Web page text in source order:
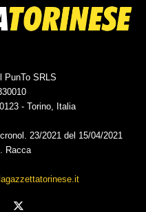
PunTo SRLS
- Torino, Italia
23/2021 del 15/04/2021
Racca